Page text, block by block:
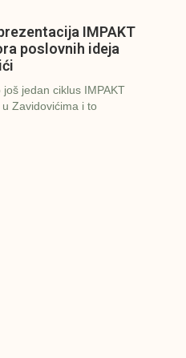
IMPAKT
poslovnih ideja
jedan ciklus IMPAKT
Zavidovićima i to